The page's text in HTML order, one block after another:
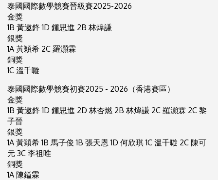
泰國國際數學競賽晉級賽2025-2026
金獎
1B 黃遨鋒 1D 鍾思進 2B 林煒謙
銀獎
1A 黃穎希 2C 羅灝霖
銅獎
1C 溫千暶
泰國國際數學競賽初賽2025 - 2026（香港賽區）
金獎
1B 黃遨鋒 1D 鍾思進 2D 林杏燃 2B 林煒謙 2C 羅灝霖 2C 黎
子晉
銀獎
1A 黃穎希 1B 馬子俊 1B 張天恩 1D 何欣琪 1C 溫千暶 2C 陳可
元 3C 李祖唯
銅獎
1A 陳鎰霖